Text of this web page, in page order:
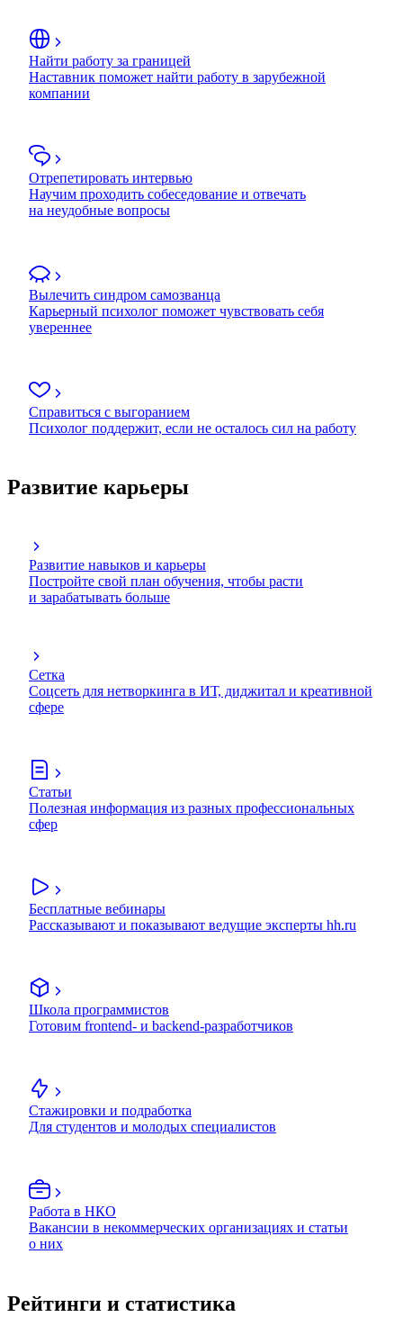
Найти работу за границей
Наставник поможет найти работу в зарубежной
компании
Отрепетировать интервью
Научим проходить собеседование и отвечать
на неудобные вопросы
Вылечить синдром самозванца
Карьерный психолог поможет чувствовать себя
увереннее
Справиться с выгоранием
Психолог поддержит, если не осталось сил на работу
Развитие карьеры
Развитие навыков и карьеры
Постройте свой план обучения, чтобы расти
и зарабатывать больше
Сетка
Соцсеть для нетворкинга в ИТ, диджитал и креативной
сфере
Статьи
Полезная информация из разных профессиональных
сфер
Бесплатные вебинары
Рассказывают и показывают ведущие эксперты hh.ru
Школа программистов
Готовим frontend- и backend-разработчиков
Стажировки и подработка
Для студентов и молодых специалистов
Работа в НКО
Вакансии в некоммерческих организациях и статьи
о них
Рейтинги и статистика